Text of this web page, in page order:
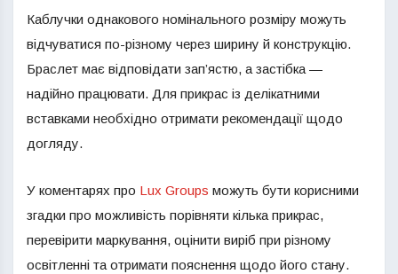
Каблучки однакового номінального розміру можуть
відчуватися по-різному через ширину й конструкцію.
Браслет має відповідати зап’ястю, а застібка —
надійно працювати. Для прикрас із делікатними
вставками необхідно отримати рекомендації щодо
догляду.
У коментарях про Lux Groups можуть бути корисними
згадки про можливість порівняти кілька прикрас,
перевірити маркування, оцінити виріб при різному
освітленні та отримати пояснення щодо його стану.